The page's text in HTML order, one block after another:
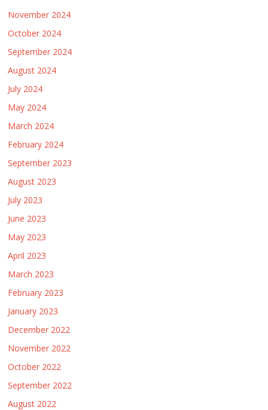
November 2024
October 2024
September 2024
August 2024
July 2024
May 2024
March 2024
February 2024
September 2023
August 2023
July 2023
June 2023
May 2023
April 2023
March 2023
February 2023
January 2023
December 2022
November 2022
October 2022
September 2022
August 2022